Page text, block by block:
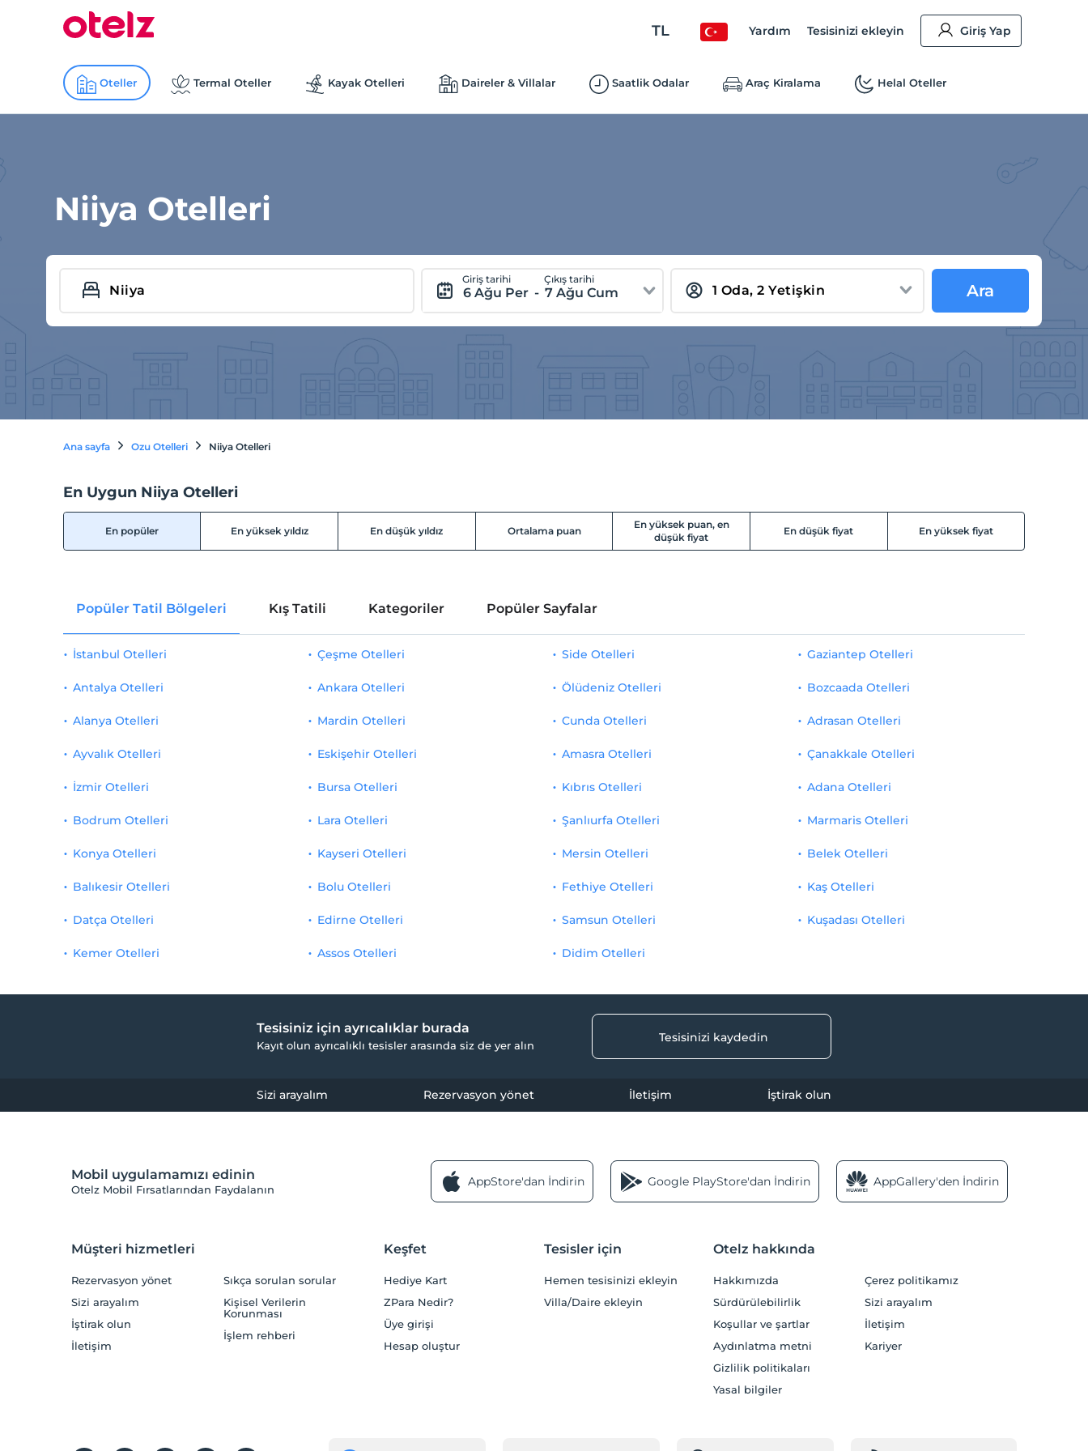
TL Yardım Tesisinizi ekleyin Giriş Yap
Oteller Termal Oteller Kayak Otelleri Daireler & Villalar Saatlik Odalar Araç Kiralama Helal Oteller
Niiya Otelleri
Giriş tarihi
6 Ağu Per -
Çıkış tarihi
7 Ağu Cum Ara
Ana sayfa Ozu Otelleri Niiya Otelleri
En Uygun Niiya Otelleri
En popüler En yüksek yıldız En düşük yıldız Ortalama puan
En yüksek puan, en
düşük fiyat
En düşük fiyat En yüksek fiyat
Popüler Tatil Bölgeleri Kış Tatili Kategoriler Popüler Sayfalar
İstanbul Otelleri
Antalya Otelleri
Alanya Otelleri
Ayvalık Otelleri
İzmir Otelleri
Çeşme Otelleri
Ankara Otelleri
Mardin Otelleri
Eskişehir Otelleri
Bursa Otelleri
Side Otelleri
Ölüdeniz Otelleri
Cunda Otelleri
Amasra Otelleri
Kıbrıs Otelleri
Gaziantep Otelleri
Bozcaada Otelleri
Adrasan Otelleri
Çanakkale Otelleri
Adana Otelleri
Bodrum Otelleri
Konya Otelleri
Balıkesir Otelleri
Datça Otelleri
Kemer Otelleri
Lara Otelleri
Kayseri Otelleri
Bolu Otelleri
Edirne Otelleri
Assos Otelleri
Şanlıurfa Otelleri
Mersin Otelleri
Fethiye Otelleri
Samsun Otelleri
Didim Otelleri
Marmaris Otelleri
Belek Otelleri
Kaş Otelleri
Kuşadası Otelleri
Tesisiniz için ayrıcalıklar burada
Kayıt olun ayrıcalıklı tesisler arasında siz de yer alın
Tesisinizi kaydedin
Sizi arayalım Rezervasyon yönet İletişim İştirak olun
Mobil uygulamamızı edinin
Otelz Mobil Fırsatlarından Faydalanın
AppStore'dan İndirin Google PlayStore'dan İndirin AppGallery'den İndirin
Müşteri hizmetleri
Rezervasyon yönet
Sizi arayalım
İştirak olun
İletişim
Sıkça sorulan sorular
Kişisel Verilerin
Korunması
İşlem rehberi
Keşfet
Hediye Kart
ZPara Nedir?
Üye girişi
Hesap oluştur
Tesisler için
Hemen tesisinizi ekleyin
Villa/Daire ekleyin
Otelz hakkında
Hakkımızda
Sürdürülebilirlik
Koşullar ve şartlar
Aydınlatma metni
Gizlilik politikaları
Yasal bilgiler
Çerez politikamız
Sizi arayalım
İletişim
Kariyer